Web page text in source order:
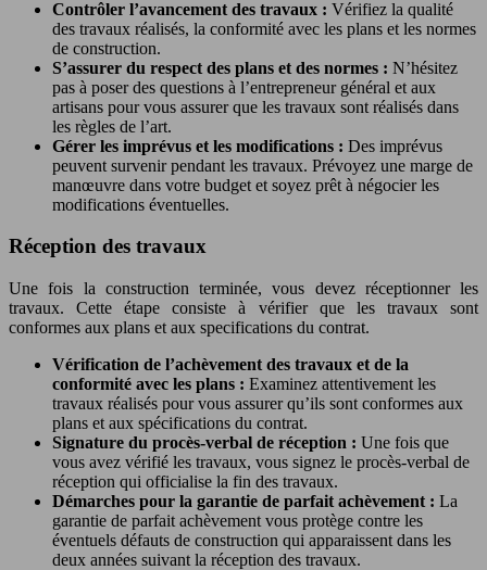
Contrôler l’avancement des travaux : Vérifiez la qualité
des travaux réalisés, la conformité avec les plans et les normes
de construction.
S’assurer du respect des plans et des normes : N’hésitez
pas à poser des questions à l’entrepreneur général et aux
artisans pour vous assurer que les travaux sont réalisés dans
les règles de l’art.
Gérer les imprévus et les modifications : Des imprévus
peuvent survenir pendant les travaux. Prévoyez une marge de
manœuvre dans votre budget et soyez prêt à négocier les
modifications éventuelles.
Réception des travaux
Une fois la construction terminée, vous devez réceptionner les
travaux. Cette étape consiste à vérifier que les travaux sont
conformes aux plans et aux specifications du contrat.
Vérification de l’achèvement des travaux et de la
conformité avec les plans : Examinez attentivement les
travaux réalisés pour vous assurer qu’ils sont conformes aux
plans et aux spécifications du contrat.
Signature du procès-verbal de réception : Une fois que
vous avez vérifié les travaux, vous signez le procès-verbal de
réception qui officialise la fin des travaux.
Démarches pour la garantie de parfait achèvement : La
garantie de parfait achèvement vous protège contre les
éventuels défauts de construction qui apparaissent dans les
deux années suivant la réception des travaux.